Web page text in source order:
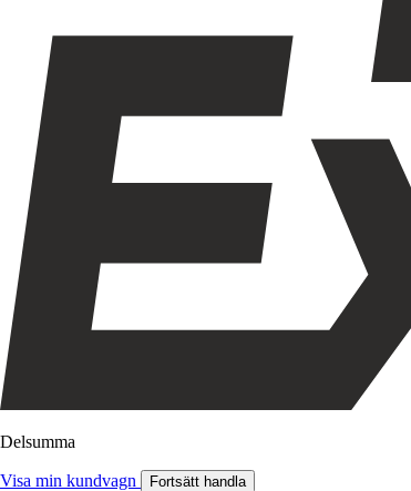
Delsumma
Visa min kundvagn Fortsätt handla